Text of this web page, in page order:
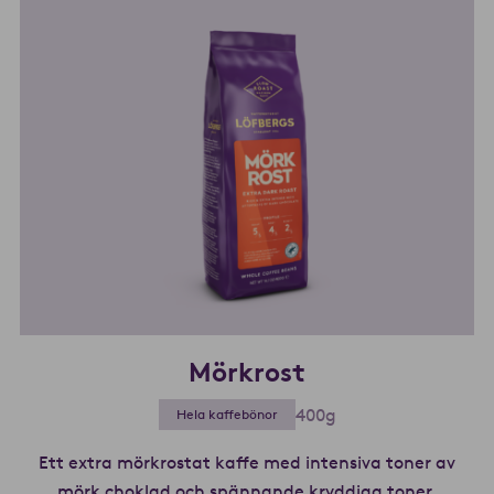
Mörkrost
Hela kaffebönor 400g
Ett extra mörkrostat kaffe med intensiva toner av